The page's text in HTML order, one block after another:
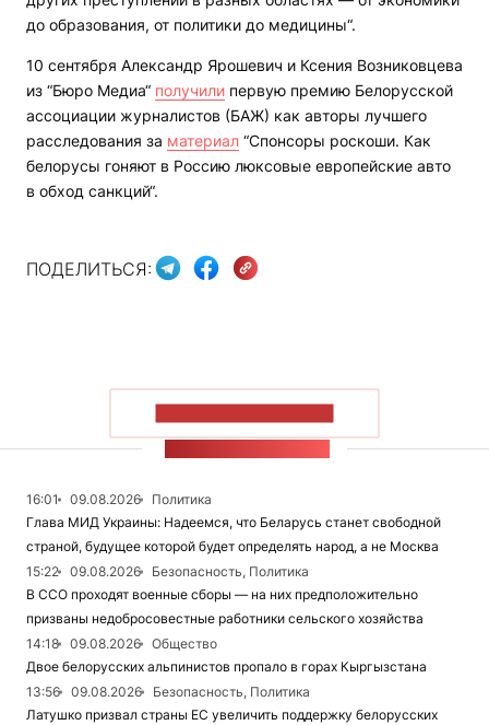
до образования, от политики до медицины“.
10 сентября Александр Ярошевич и Ксения Возниковцева
из “Бюро Медиа“ получили первую премию Белорусской
ассоциации журналистов (БАЖ) как авторы лучшего
расследования за материал “Спонсоры роскоши. Как
белорусы гоняют в Россию люксовые европейские авто
в обход санкций“.
ПОДЕЛИТЬСЯ:
16:01 09.08.2026
Политика
Глава МИД Украины: Надеемся, что Беларусь станет свободной
страной, будущее которой будет определять народ, а не Москва
15:22
09.08.2026
Безопасность, Политика
В ССО проходят военные сборы — на них предположительно
призваны недобросовестные работники сельского хозяйства
14:18
09.08.2026
Общество
Двое белорусских альпинистов пропало в горах Кыргызстана
13:56
09.08.2026
Безопасность, Политика
Латушко призвал страны ЕС увеличить поддержку белорусских